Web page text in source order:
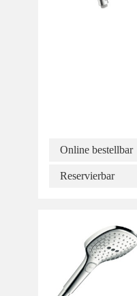
Online bestellbar
Reservierbar